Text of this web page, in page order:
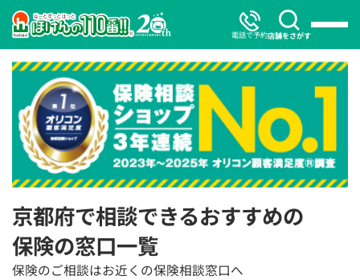
電話で予約店舗をさがす
京都府で相談できるおすすめの
保険の窓口一覧
保険のご相談はお近くの保険相談窓口へ